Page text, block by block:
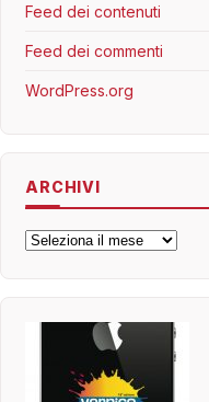
Feed dei contenuti
Feed dei commenti
WordPress.org
ARCHIVI
Archivi